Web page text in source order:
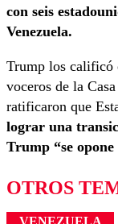
con seis
Venezuela.
Trump los calificó
voceros de la
ratificaron que
lograr una
Trump “se
OTROS
VENEZUELA